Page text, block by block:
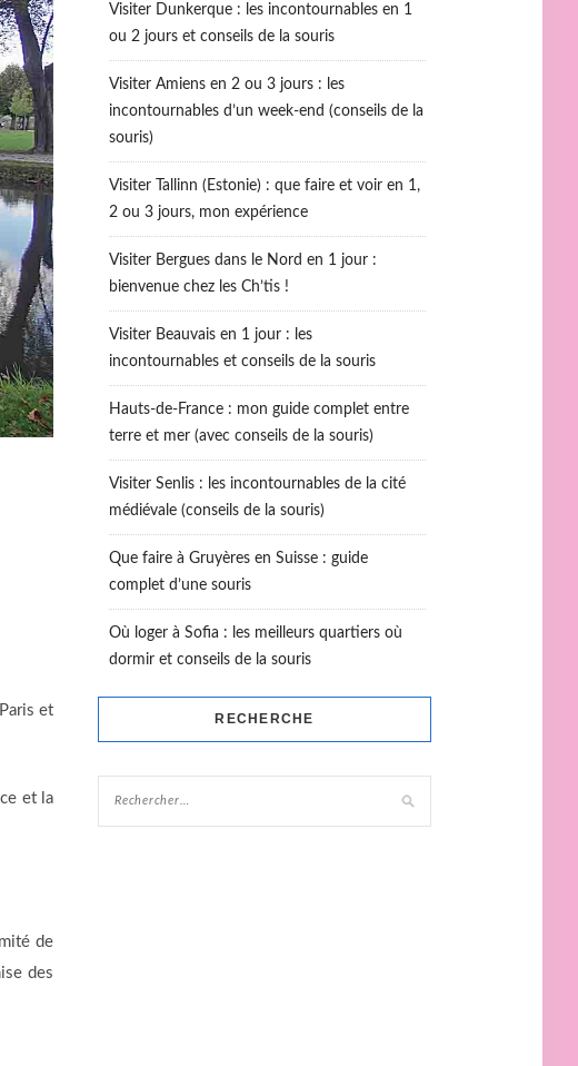
et
et la
de
des
Visiter Dunkerque : les incontournables en 1
ou 2 jours et conseils de la souris
Visiter Amiens en 2 ou 3 jours : les
incontournables d’un week-end (conseils de la
souris)
Visiter Tallinn (Estonie) : que faire et voir en 1,
2 ou 3 jours, mon expérience
Visiter Bergues dans le Nord en 1 jour :
bienvenue chez les Ch’tis !
Visiter Beauvais en 1 jour : les
incontournables et conseils de la souris
Hauts-de-France : mon guide complet entre
terre et mer (avec conseils de la souris)
Visiter Senlis : les incontournables de la cité
médiévale (conseils de la souris)
Que faire à Gruyères en Suisse : guide
complet d’une souris
Où loger à Sofia : les meilleurs quartiers où
dormir et conseils de la souris
RECHERCHE